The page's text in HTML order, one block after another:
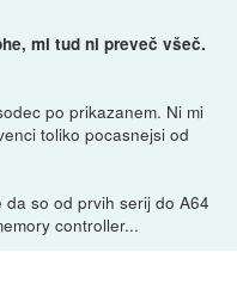
mi tud ni preveč všeč.
po prikazanem. Ni mi
toliko pocasnejsi od
so od prvih serij do A64
controller...